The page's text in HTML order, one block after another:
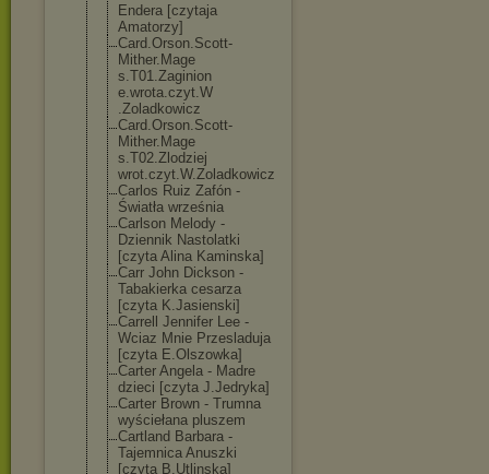
Endera [czytaja
Amatorzy]
Card.Orson.Scott-
Mither.Mage
s.T01.Zaginion
e.wrota.czyt.W
.Zoladkowicz
Card.Orson.Scott-
Mither.Mage
s.T02.Zlodziej
wrot.czyt.W.Zo ladkowicz
Carlos Ruiz Zafón -
Światła września
Carlson Melody -
Dziennik Nastolatki
[czyta Alina Kaminska]
Carr John Dickson -
Tabakierka cesarza
[czyta K.Jasienski]
Carrell Jennifer Lee -
Wciaz Mnie Przesladuja
[czyta E.Olszowka]
Carter Angela - Madre
dzieci [czyta J.Jedryka]
Carter Brown - Trumna
wyściełana pluszem
Cartland Barbara -
Tajemnica Anuszki
[czyta B.Utlinska]